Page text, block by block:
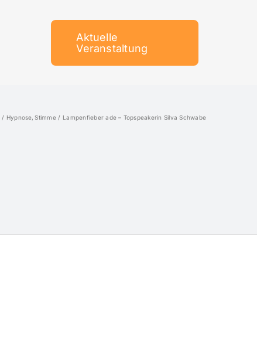
Aktuelle
Veranstaltung
Hypnose Stimme Lampenfieber ade – Topspeakerin Silva Schwabe